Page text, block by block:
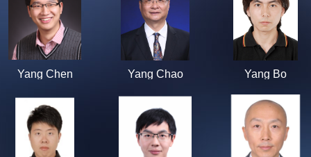
Yang Chen Yang Chao Yang Bo